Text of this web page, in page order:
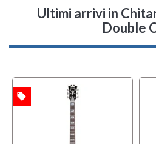
Ultimi arrivi in
Double
local_offer